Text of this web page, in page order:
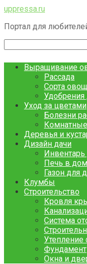
Перейти
контенту
uppressa.ru
Портал для
Выращивание
Рассада
Сорта
Уход за цветами
Болезни
Деревья и
Дизайн дачи
Инвентарь
Печь в
Газон для
Клумбы
Строительство
Кровля
Система
Утепление
Фундамент
Окна и